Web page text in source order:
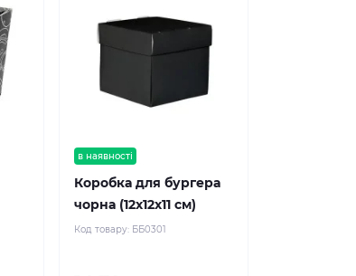
в наявності
Коробка для бургера
чорна (12х12х11 см)
Код товару: ББ0301